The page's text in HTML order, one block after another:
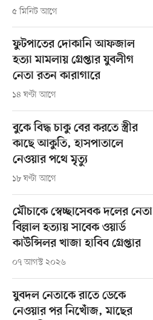
৫ মিনিট আগে
ফুটপাতের দোকানি আফজাল
হত্যা মামলায় গ্রেপ্তার যুবলীগ
নেতা রতন কারাগারে
১৪ ঘণ্টা আগে
বুকে বিদ্ধ চাকু বের করতে স্ত্রীর
কাছে আকুতি, হাসপাতালে
নেওয়ার পথে মৃত্যু
১৮ ঘণ্টা আগে
মৌচাকে স্বেচ্ছাসেবক দলের নেতা
বিল্লাল হত্যায় সাবেক ওয়ার্ড
কাউন্সিলর খাজা হাবিব গ্রেপ্তার
০৭ আগস্ট ২০২৬
যুবদল নেতাকে রাতে ডেকে
নেওয়ার পর নিখোঁজ, মাছের